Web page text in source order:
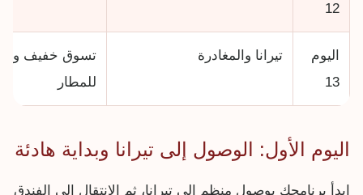
12
اليوم
13
تيرانا والمغادرة
تسوق خفيف
للمطار
اليوم الأول: الوصول إلى تيرانا وبداية هادئة
ابدأ برنامجك بوصول منظم إلى تيرانا، ثم الانتقال إلى الفندق